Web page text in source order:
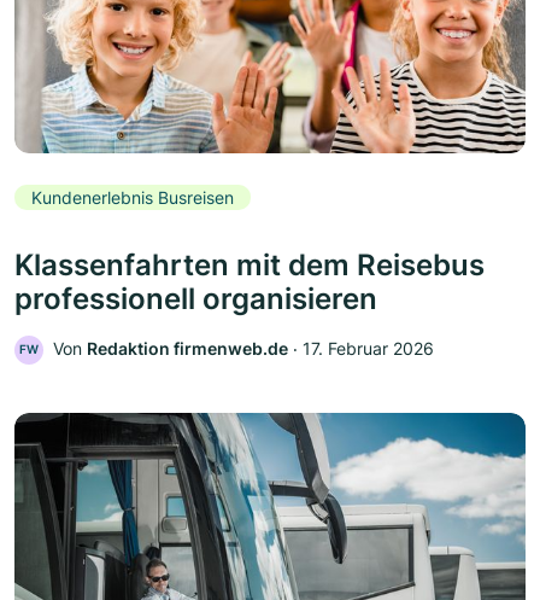
Kundenerlebnis Busreisen
Klassenfahrten mit dem Reisebus
professionell organisieren
FW Von Redaktion firmenweb.de ‧ 17. Februar 2026